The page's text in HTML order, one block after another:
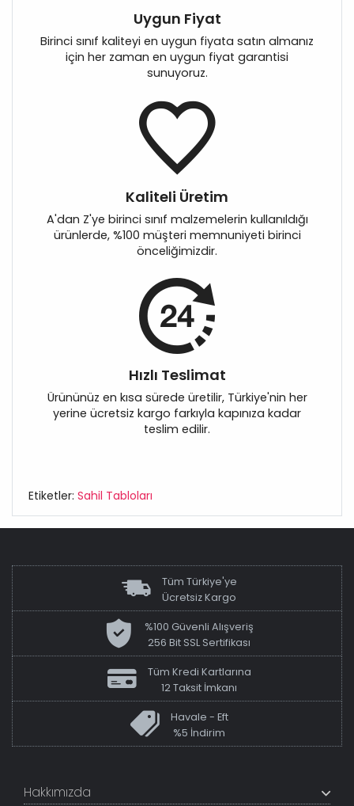
Uygun Fiyat
Birinci sınıf kaliteyi en uygun fiyata satın almanız
için her zaman en uygun fiyat garantisi
sunuyoruz.
Kaliteli Üretim
A'dan Z'ye birinci sınıf malzemelerin kullanıldığı
ürünlerde, %100 müşteri memnuniyeti birinci
önceliğimizdir.
Hızlı Teslimat
Ürününüz en kısa sürede üretilir, Türkiye'nin her
yerine ücretsiz kargo farkıyla kapınıza kadar
teslim edilir.
Etiketler: Sahil Tabloları
Tüm Türkiye'ye
Ücretsiz Kargo
%100 Güvenli Alışveriş
256 Bit SSL Sertifikası
Tüm Kredi Kartlarına
12 Taksit İmkanı
Havale - Eft
%5 İndirim
Hakkımızda